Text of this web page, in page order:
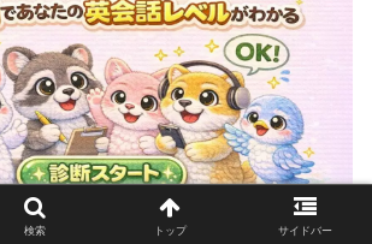
レベル診断はこちら」
検索 トップ サイドバー